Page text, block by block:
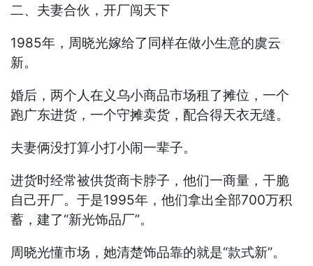
二、夫妻合伙，开厂闯天下
1985年，周晓光嫁给了同样在做小生意的虞云
新。
婚后，两个人在义乌小商品市场租了摊位，一个
跑广东进货，一个守摊卖货，配合得天衣无缝。
夫妻俩没打算小打小闹一辈子。
进货时经常被供货商卡脖子，他们一商量，干脆
自己开厂。于是1995年，他们拿出全部700万积
蓄，建了“新光饰品厂”。
周晓光懂市场，她清楚饰品靠的就是“款式新”。